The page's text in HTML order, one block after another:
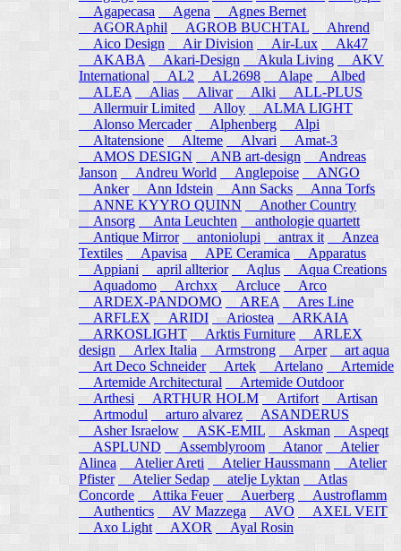
Agapecasa
Agena
Agnes Bernet
AGORAphil
AGROB BUCHTAL
Ahrend
Aico Design
Air Division Air-Lux
Ak47
AKABA
Akari-Design Akula Living
AKV
International
AL2 AL2698 Alape
Albed
ALEA
Alias Alivar Alki
ALL-PLUS
Allermuir Limited
Alloy
ALMA LIGHT
Alonso Mercader
Alphenberg
Alpi
Altatensione
Alteme Alvari
Amat-3
AMOS DESIGN
ANB art-design
Andreas
Janson
Andreu World Anglepoise
ANGO
Anker
Ann Idstein Ann Sacks
Anna Torfs
ANNE KYYRO QUINN
Another Country
Ansorg
Anta Leuchten
anthologie quartett
Antique Mirror
antoniolupi antrax it
Anzea
Textiles
Apavisa APE Ceramica
Apparatus
Appiani
april allterior Aqlus Aqua Creations
Aquadomo
Archxx Arcluce
Arco
ARDEX-PANDOMO
AREA
Ares Line
ARFLEX
ARIDI Ariostea
ARKAIA
ARKOSLIGHT
Arktis Furniture
ARLEX
design
Arlex Italia Armstrong Arper
art aqua
Art Deco Schneider
Artek Artelano
Artemide
Artemide Architectural
Artemide Outdoor
Arthesi
ARTHUR HOLM Artifort
Artisan
Artmodul
arturo alvarez
ASANDERUS
Asher Israelow
ASK-EMIL Askman
Aspeqt
ASPLUND
Assemblyroom Atanor
Atelier
Alinea
Atelier Areti Atelier Haussmann
Atelier
Pfister
Atelier Sedap atelje Lyktan
Atlas
Concorde
Attika Feuer Auerberg
Austroflamm
Authentics
AV Mazzega AVO
AXEL VEIT
Axo Light
AXOR Ayal Rosin